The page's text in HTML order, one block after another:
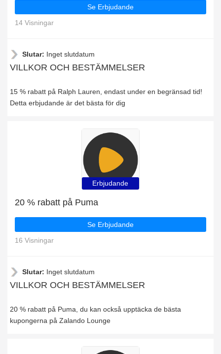
Se Erbjudande
14 Visningar
Slutar: Inget slutdatum
VILLKOR OCH BESTÄMMELSER
15 % rabatt på Ralph Lauren, endast under en begränsad tid!
Detta erbjudande är det bästa för dig
Erbjudande
20 % rabatt på Puma
Se Erbjudande
16 Visningar
Slutar: Inget slutdatum
VILLKOR OCH BESTÄMMELSER
20 % rabatt på Puma, du kan också upptäcka de bästa
kupongerna på Zalando Lounge